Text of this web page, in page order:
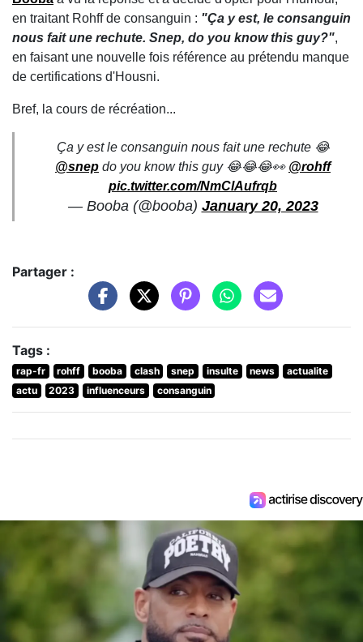
en traitant Rohff de consanguin : "Ça y est, le consanguin
nous fait une rechute. Snep, do you know this guy?",
en faisant une nouvelle fois référence au prétendu manque
de certifications d'Housni.
Bref, la cours de récréation...
Ça y est le consanguin nous fait une rechute 😂
@snep do you know this guy 😂😂😂👀 @rohff
pic.twitter.com/NmClAufrqb
— Booba (@booba) January 20, 2023
Partager :
Tags :
rap-fr rohff booba clash snep insulte news
actualite
actu
2023 influenceurs consanguin